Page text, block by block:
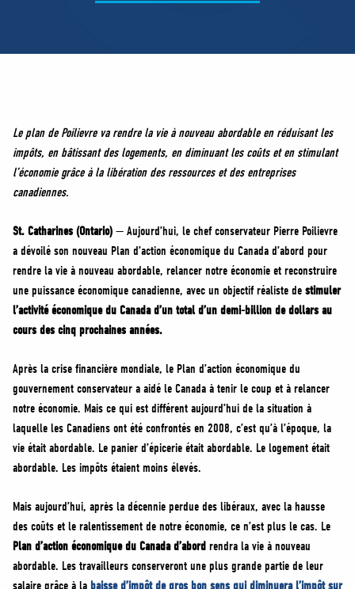
Documents constitutifs
BÉNÉVOLE
ADHÉREZ
BOUTIQUE
Le plan de Poilievre va rendre la vie à nouveau abordable en réduisant les
impôts, en bâtissant des logements, en diminuant les coûts et en stimulant
l’économie grâce à la libération des ressources et des entreprises
canadiennes.
St. Catharines (Ontario) — Aujourd’hui, le chef conservateur Pierre Poilievre
a dévoilé son nouveau Plan d’action économique du Canada d’abord pour
rendre la vie à nouveau abordable, relancer notre économie et reconstruire
une puissance économique canadienne, avec un objectif réaliste de stimuler
l’activité économique du Canada d’un total d’un demi-billion de dollars au
cours des cinq prochaines années.
Après la crise financière mondiale, le Plan d’action économique du
gouvernement conservateur a aidé le Canada à tenir le coup et à relancer
notre économie. Mais ce qui est différent aujourd’hui de la situation à
laquelle les Canadiens ont été confrontés en 2008, c’est qu’à l’époque, la
vie était abordable. Le panier d’épicerie était abordable. Le logement était
abordable. Les impôts étaient moins élevés.
Mais aujourd’hui, après la décennie perdue des libéraux, avec la hausse
des coûts et le ralentissement de notre économie, ce n’est plus le cas. Le
Plan d’action économique du Canada d’abord rendra la vie à nouveau
abordable. Les travailleurs conserveront une plus grande partie de leur
salaire grâce à la baisse d’impôt de gros bon sens qui diminuera l’impôt sur